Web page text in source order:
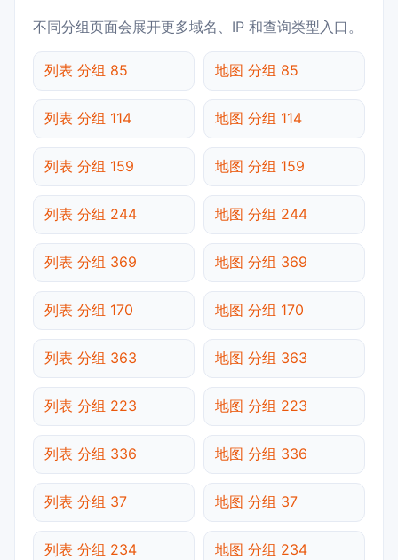
不同分组页面会展开更多域名、IP 和查询类型入口。
列表 分组 85 地图 分组 85
列表 分组 114 地图 分组 114
列表 分组 159 地图 分组 159
列表 分组 244 地图 分组 244
列表 分组 369 地图 分组 369
列表 分组 170 地图 分组 170
列表 分组 363 地图 分组 363
列表 分组 223 地图 分组 223
列表 分组 336 地图 分组 336
列表 分组 37 地图 分组 37
列表 分组 234 地图 分组 234